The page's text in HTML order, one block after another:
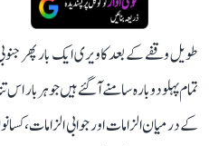
طویل وقفے کے بعد کاویری ایک بار پھر
تمام پہلو دوبارہ سامنے آ گئے ہیں جو ہر بار
کے درمیان الزامات اور جوابی الزامات،